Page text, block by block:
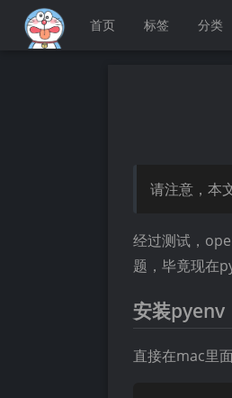
首页 标签 分类
请注意，本
经过测试，
题，毕竟现在
安装pyenv
直接在mac里